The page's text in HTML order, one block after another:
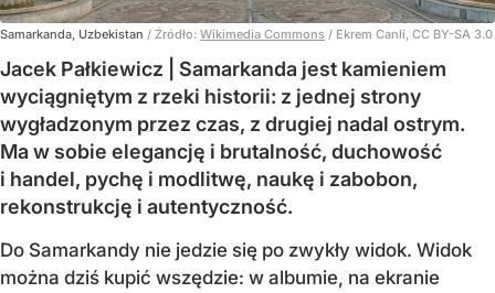
Samarkanda, Uzbekistan / Źródło: Wikimedia Commons / Ekrem Canli, CC BY-SA 3.0
Jacek Pałkiewicz | Samarkanda jest kamieniem
wyciągniętym z rzeki historii: z jednej strony
wygładzonym przez czas, z drugiej nadal ostrym.
Ma w sobie elegancję i brutalność, duchowość
i handel, pychę i modlitwę, naukę i zabobon,
rekonstrukcję i autentyczność.
Do Samarkandy nie jedzie się po zwykły widok. Widok
można dziś kupić wszędzie: w albumie, na ekranie